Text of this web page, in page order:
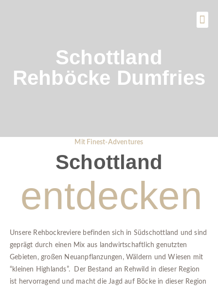
Schottland
Rehböcke Dumfries
Mit Finest-Adventures
Schottland
entdecken
Unsere Rehbockreviere befinden sich in Südschottland und sind
geprägt durch einen Mix aus landwirtschaftlich genutzten
Gebieten, großen Neuanpflanzungen, Wäldern und Wiesen mit
“kleinen Highlands”. Der Bestand an Rehwild in dieser Region
ist hervorragend und macht die Jagd auf Böcke in dieser Region